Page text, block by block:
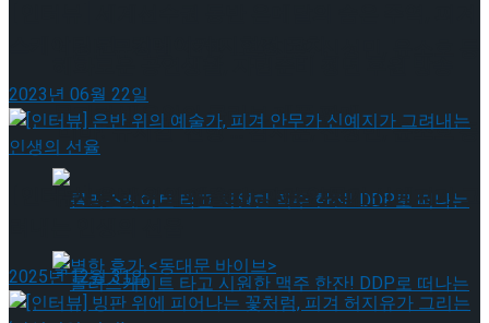
뮤지컬 배우와의 콜라보 제품 판매
‘비바! 뮤지컬’ 진행 … 김지훈, 신성민, 윤소호 등
뮤지컬 배우와의 콜라보 제품 판매
2023년 06월 22일
[인터뷰] 은반 위의 예술가, 피겨 안무가 신예지가 그
2025년 12월 31일